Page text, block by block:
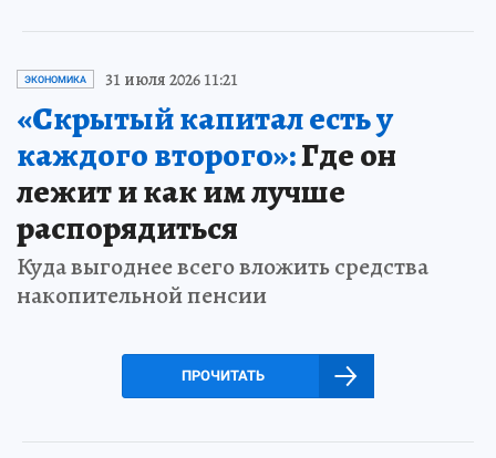
ЭКОНОМИКА 31 июля 2026 11:21
«Скрытый капитал есть у
каждого второго»:Где он
лежит и как им лучше
распорядиться
Куда выгоднее всего вложить средства
накопительной пенсии
ПРОЧИТАТЬ